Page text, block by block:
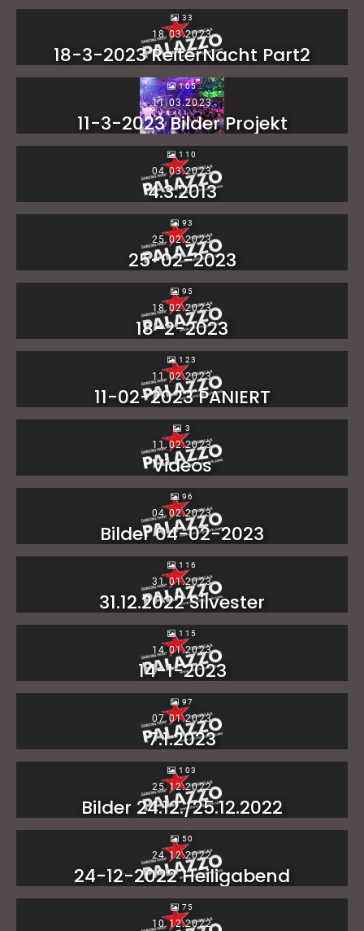
33
18.03.2023
18-3-2023 ReiterNacht Part2
105
11.03.2023
11-3-2023 Bilder Projekt
110
04.03.2023
4.3.2013
93
25.02.2023
25-02-2023
95
18.02.2023
18-2-2023
123
11.02.2023
11-02-2023 PANIERT
3
11.02.2023
Videos
96
04.02.2023
Bilder 04-02-2023
116
31.01.2023
31.12.2022 Silvester
115
14.01.2023
14-1-2023
97
07.01.2023
7.1.2023
103
25.12.2022
Bilder 24.12./25.12.2022
50
24.12.2022
24-12-2022 Heiligabend
75
10.12.2022